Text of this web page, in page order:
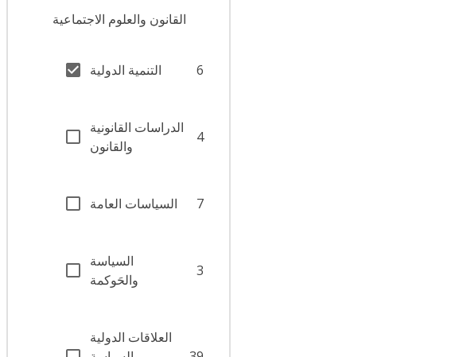
القانون والعلوم الاجتماعية
التنمية الدولية 6
الدراسات القانونية
والقانون
4
السياسات العامة 7
السياسة
والحَوكمة
3
العلاقات الدولية